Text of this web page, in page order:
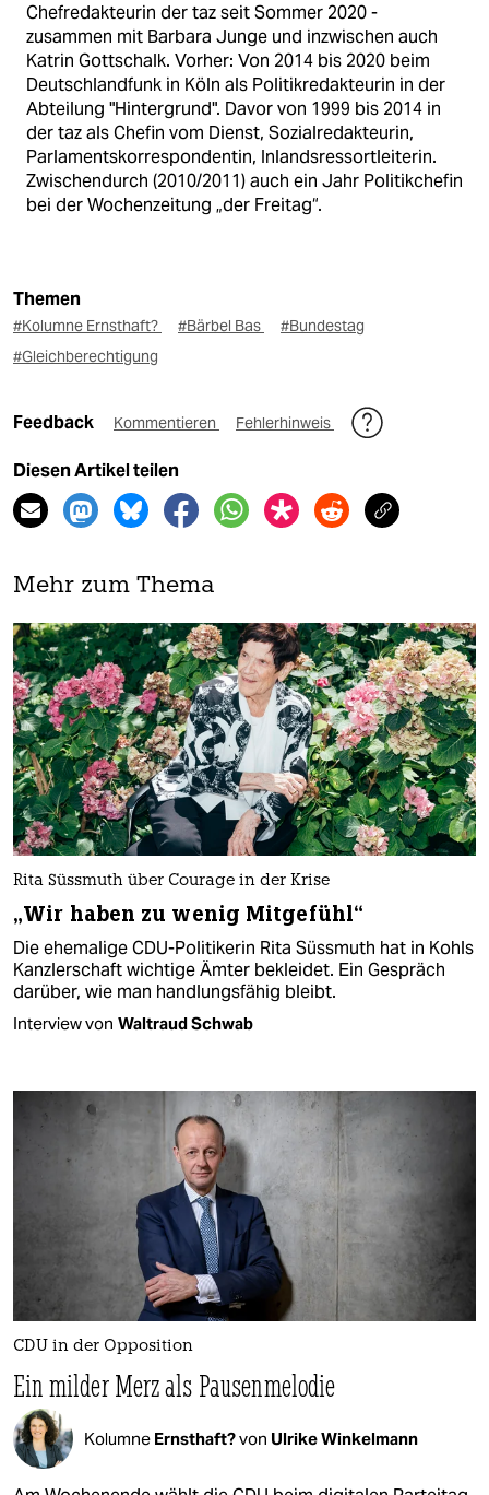
Chefredakteurin der taz seit Sommer 2020 -
zusammen mit Barbara Junge und inzwischen auch
Katrin Gottschalk. Vorher: Von 2014 bis 2020 beim
Deutschlandfunk in Köln als Politikredakteurin in der
Abteilung "Hintergrund". Davor von 1999 bis 2014 in
der taz als Chefin vom Dienst, Sozialredakteurin,
Parlamentskorrespondentin, Inlandsressortleiterin.
Zwischendurch (2010/2011) auch ein Jahr Politikchefin
bei der Wochenzeitung „der Freitag“.
Themen
#Kolumne Ernsthaft? #Bärbel Bas
#Bundestag
#Gleichberechtigung
Feedback Kommentieren Fehlerhinweis
Diesen Artikel teilen
Mehr zum Thema
Rita Süssmuth über Courage in der Krise
„Wir haben zu wenig Mitgefühl“
Die ehemalige CDU-Politikerin Rita Süssmuth hat in Kohls
Kanzlerschaft wichtige Ämter bekleidet. Ein Gespräch
darüber, wie man handlungsfähig bleibt.
Interview von Waltraud Schwab
CDU in der Opposition
Ein milder Merz als Pausenmelodie
Kolumne Ernsthaft?von Ulrike Winkelmann